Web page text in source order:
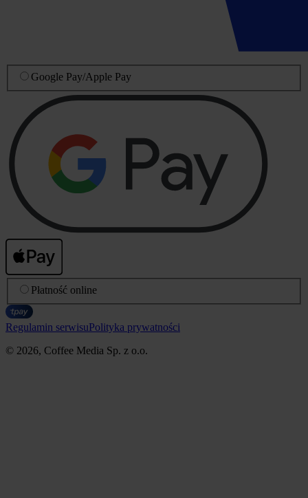
Google Pay/Apple Pay
Płatność online
Regulamin serwisuPolityka prywatności
© 2026, Coffee Media Sp. z o.o.